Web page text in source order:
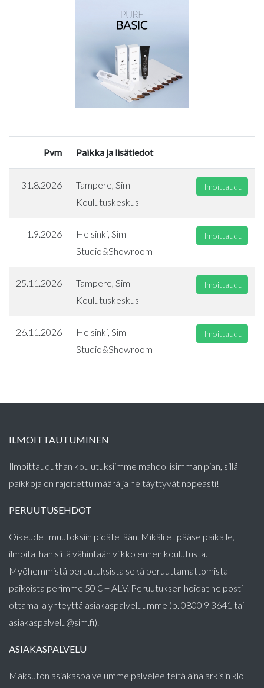
Pvm Paikka ja lisätiedot
31.8.2026
Tampere, Sim
Koulutuskeskus
Ilmoittaudu
1.9.2026
Helsinki, Sim
Studio&Showroom
Ilmoittaudu
25.11.2026
Tampere, Sim
Koulutuskeskus
Ilmoittaudu
26.11.2026
Helsinki, Sim
Studio&Showroom
Ilmoittaudu
ILMOITTAUTUMINEN
Ilmoittauduthan koulutuksiimme mahdollisimman pian, sillä
paikkoja on rajoitettu määrä ja ne täyttyvät nopeasti!
PERUUTUSEHDOT
Oikeudet muutoksiin pidätetään. Mikäli et pääse paikalle,
ilmoitathan siitä vähintään viikko ennen koulutusta.
Myöhemmistä peruutuksista sekä peruuttamattomista
paikoista perimme 50 € + ALV. Peruutuksen hoidat helposti
ottamalla yhteyttä asiakaspalveluumme (p. 0800 9 3641 tai
asiakaspalvelu@sim.fi).
ASIAKASPALVELU
Maksuton asiakaspalvelumme palvelee teitä aina arkisin klo